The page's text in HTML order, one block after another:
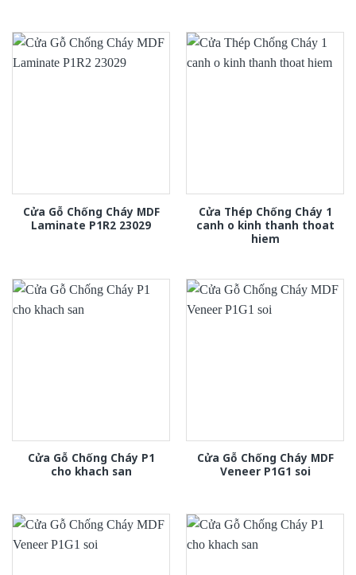
Cửa Gỗ Chống Cháy MDF
Laminate P1R2 23029
Cửa Thép Chống Cháy 1
canh o kinh thanh thoat
hiem
Cửa Gỗ Chống Cháy P1
cho khach san
Cửa Gỗ Chống Cháy MDF
Veneer P1G1 soi